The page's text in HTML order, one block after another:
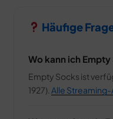
Häufige
Wo kann ich
Empty Socks ist
1927). Alle